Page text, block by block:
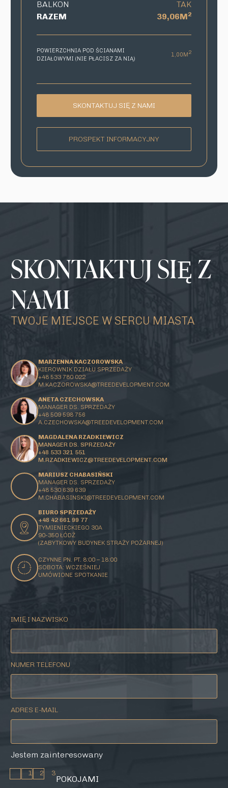
BALKON
TAK
RAZEM
39,06M2
POWIERZCHNIA POD ŚCIANAMI
DZIAŁOWYMI (NIE PŁACISZ ZA NIĄ)
1,00M2
SKONTAKTUJ SIĘ Z NAMI
PROSPEKT INFORMACYJNY
SKONTAKTUJ SIĘ Z
NAMI
TWOJE MIEJSCE W SERCU MIASTA
MARZENNA KACZOROWSKA
KIEROWNIK DZIAŁU SPRZEDAŻY
+48 533 780 022
M.KACZOROWSKA@TREEDEVELOPMENT.COM
ANETA CZECHOWSKA
MANAGER DS. SPRZEDAŻY
+48 509 598 756
A.CZECHOWSKA@TREEDEVELOPMENT.COM
MAGDALENA RZADKIEWICZ
MANAGER DS. SPRZEDAŻY
+48 533 321 551
M.RZADKIEWICZ@TREEDEVELOPMENT.COM
MARIUSZ CHABASIŃSKI
MANAGER DS. SPRZEDAŻY
+48 530 639 639
M.CHABASINSKI@TREEDEVELOPMENT.COM
BIURO SPRZEDAŻY
+48 42 661 99 77
TYMIENIECKIEGO 30A
90-350 ŁÓDŹ
(ZABYTKOWY BUDYNEK STRAŻY POŻARNEJ)
CZYNNE PN. PT. 8:00 – 18:00
SOBOTA: WCZEŚNIEJ
UMÓWIONE SPOTKANIE
IMIĘ I NAZWISKO
NUMER TELEFONU
ADRES E-MAIL
Jestem zainteresowany
1 2 3
POKOJAMI